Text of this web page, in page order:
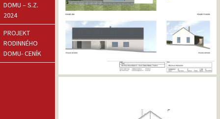
DOMU – S.Z.
2024
PROJEKT
RODINNÉHO
DOMU- CENÍK